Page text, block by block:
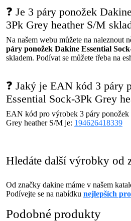
❓ Je 3 páry ponožek
3Pk Grey heather S/M
Na našem webu můžete na naleznout
páry ponožek Dakine Essential
skladem. Podívat se můžete třeba na
❓ Jaký je EAN kód 3 páry
Essential Sock-3Pk Grey
EAN kód pro výrobek 3 páry ponožek
Grey heather S/M je: 194626418339
Hledáte další výrobky od
Od značky dakine máme v našem
Podívejte se na nabídku nejlepších
Podobné produkty